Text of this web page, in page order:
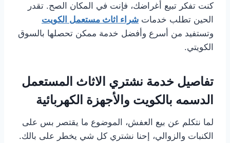
كنت تفكر تبيع أغراضك، فإنت في المكان الصح. تقدر
الحين تطلب خدمات شراء اثاث مستعمل الكويت
وتستفيد من أسرع وأفضل خدمة ممكن تحصلها بالسوق
الكويتي.
تفاصيل خدمة نشتري الاثاث المستعمل
الدسمه بالكويت والأجهزة الكهربائية
لما نتكلم عن بيع العفش، الموضوع ما يقتصر بس على
الكنبات والزوالي، إحنا نشتري كل شي يخطر على بالك.